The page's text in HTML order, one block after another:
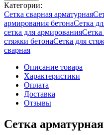
Категории:
Сетка сварная арматурная
армирования бетонаСетка
сетка для армированияСетка
стяжки бетонаСетка для
сварная
Описание товара
Характеристики
Оплата
Доставка
Отзывы
Сетка